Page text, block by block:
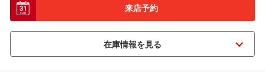
来店予約